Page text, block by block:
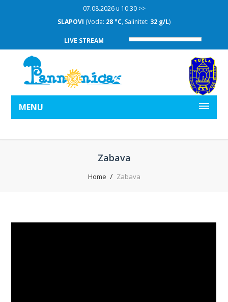
07.08.2026 u 10:30 >>
SLAPOVI (Voda: 28 °C, Salinitet: 32 g/L)
LIVE STREAM
MENU
Zabava
Home Zabava